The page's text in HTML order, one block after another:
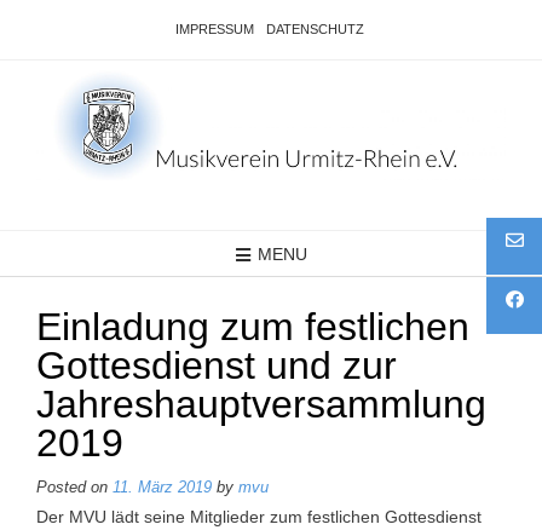
IMPRESSUM DATENSCHUTZ
MENU
Einladung zum festlichen
Gottesdienst und zur
Jahreshauptversammlung
2019
Posted on 11. März 2019 by mvu
Der MVU lädt seine Mitglieder zum festlichen Gottesdienst